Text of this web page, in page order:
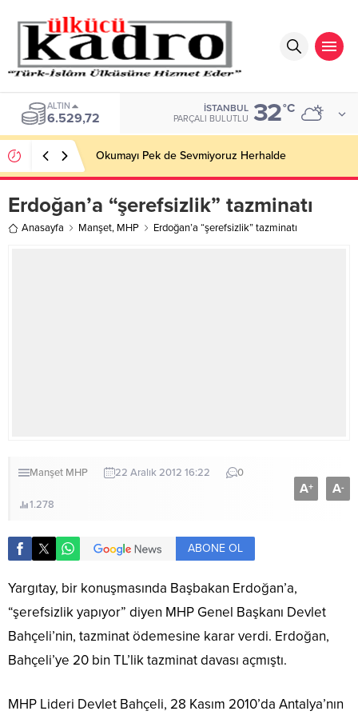
ALTIN
6.529,72
İSTANBUL
PARÇALI BULUTLU 32°C
Okumayı Pek de Sevmiyoruz Herhalde
Erdoğan’a “şerefsizlik” tazminatı
Anasayfa Manşet, MHP Erdoğan’a “şerefsizlik” tazminatı
Manşet MHP 22 Aralık 2012 16:22 0
1.278
A+ A-
ABONE OL
Yargıtay, bir konuşmasında Başbakan Erdoğan’a,
“şerefsizlik yapıyor” diyen MHP Genel Başkanı Devlet
Bahçeli’nin, tazminat ödemesine karar verdi. Erdoğan,
Bahçeli’ye 20 bin TL’lik tazminat davası açmıştı.
MHP Lideri Devlet Bahçeli, 28 Kasım 2010’da Antalya’nın